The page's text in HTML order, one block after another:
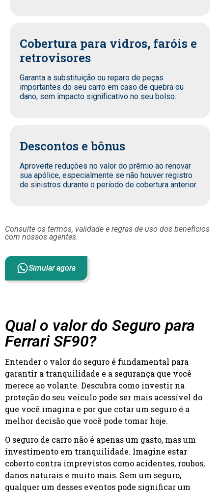
Cobertura para vidros, faróis e
retrovisores
Garanta a substituição ou reparo de peças
importantes do seu carro em caso de quebra ou
dano, sem impacto significativo no seu bolso.
Descontos e bônus
Aproveite reduções no valor do prêmio ao renovar
sua apólice, especialmente se não houver registro
de sinistros durante o período de cobertura anterior.
Consulte os termos, validade e regras de uso dos benefícios
com nossos agentes.
Simular agora
Qual o valor do Seguro para
Ferrari SF90?
Entender o valor do seguro é fundamental para
garantir a tranquilidade e a segurança que você
merece ao volante. Descubra como investir na
proteção do seu veículo pode ser mais acessível do
que você imagina e por que cotar um seguro é a
melhor decisão que você pode tomar hoje.
O seguro de carro não é apenas um gasto, mas um
investimento em tranquilidade. Imagine estar
coberto contra imprevistos como acidentes, roubos,
danos naturais e muito mais. Sem um seguro,
qualquer um desses eventos pode significar um